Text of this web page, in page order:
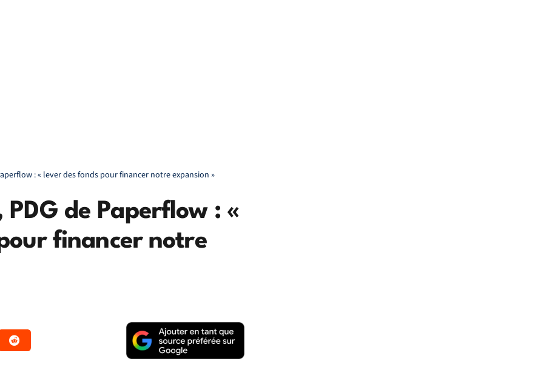
: « lever des fonds pour financer notre expansion »
PDG de Paperflow : «
financer notre